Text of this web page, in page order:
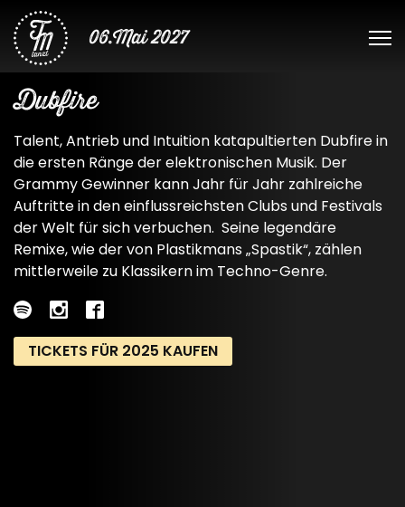
06.Mai 2027
Dubfire
Talent, Antrieb und Intuition katapultierten Dubfire in
die ersten Ränge der elektronischen Musik. Der
Grammy Gewinner kann Jahr für Jahr zahlreiche
Auftritte in den einflussreichsten Clubs und Festivals
der Welt für sich verbuchen. Seine legendäre
Remixe, wie der von Plastikmans „Spastik“, zählen
mittlerweile zu Klassikern im Techno-Genre.
TICKETS FÜR 2025 KAUFEN